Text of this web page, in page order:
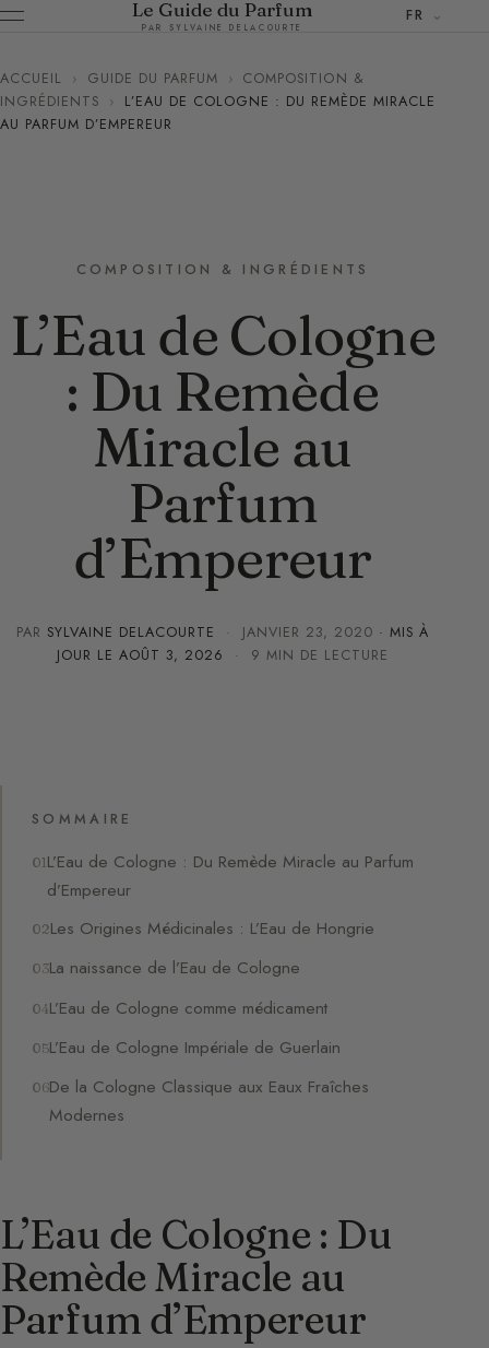
Le Guide du Parfum
PAR SYLVAINE DELACOURTE
FR
ACCUEIL › GUIDE DU PARFUM › COMPOSITION &
INGRÉDIENTS
›
L’EAU DE COLOGNE : DU REMÈDE MIRACLE
AU PARFUM D’EMPEREUR
COMPOSITION & INGRÉDIENTS
L’Eau de Cologne
: Du Remède
Miracle au
Parfum
d’Empereur
PAR SYLVAINE DELACOURTE · JANVIER 23, 2020 · MIS À
JOUR LE AOÛT 3, 2026 · 9 MIN DE LECTURE
SOMMAIRE
L’Eau de Cologne : Du Remède Miracle au Parfum
d’Empereur
Les Origines Médicinales : L’Eau de Hongrie
La naissance de l’Eau de Cologne
L’Eau de Cologne comme médicament
L’Eau de Cologne Impériale de Guerlain
De la Cologne Classique aux Eaux Fraîches
Modernes
L’Eau de Cologne : Du
Remède Miracle au
Parfum d’Empereur